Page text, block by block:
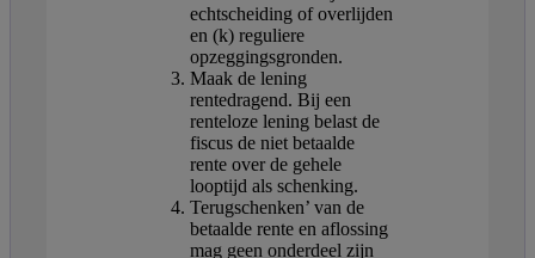
echtscheiding of overlijden
en (k) reguliere
opzeggingsgronden.
Maak de lening
rentedragend. Bij een
renteloze lening belast de
fiscus de niet betaalde
rente over de gehele
looptijd als schenking.
Terugschenken’ van de
betaalde rente en aflossing
mag geen onderdeel zijn